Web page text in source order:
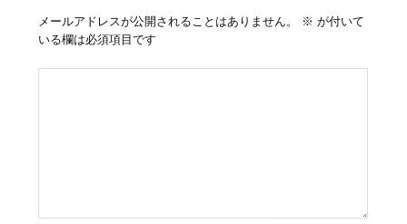
メールアドレスが公開されることはありません。 ※ が付いて
いる欄は必須項目です